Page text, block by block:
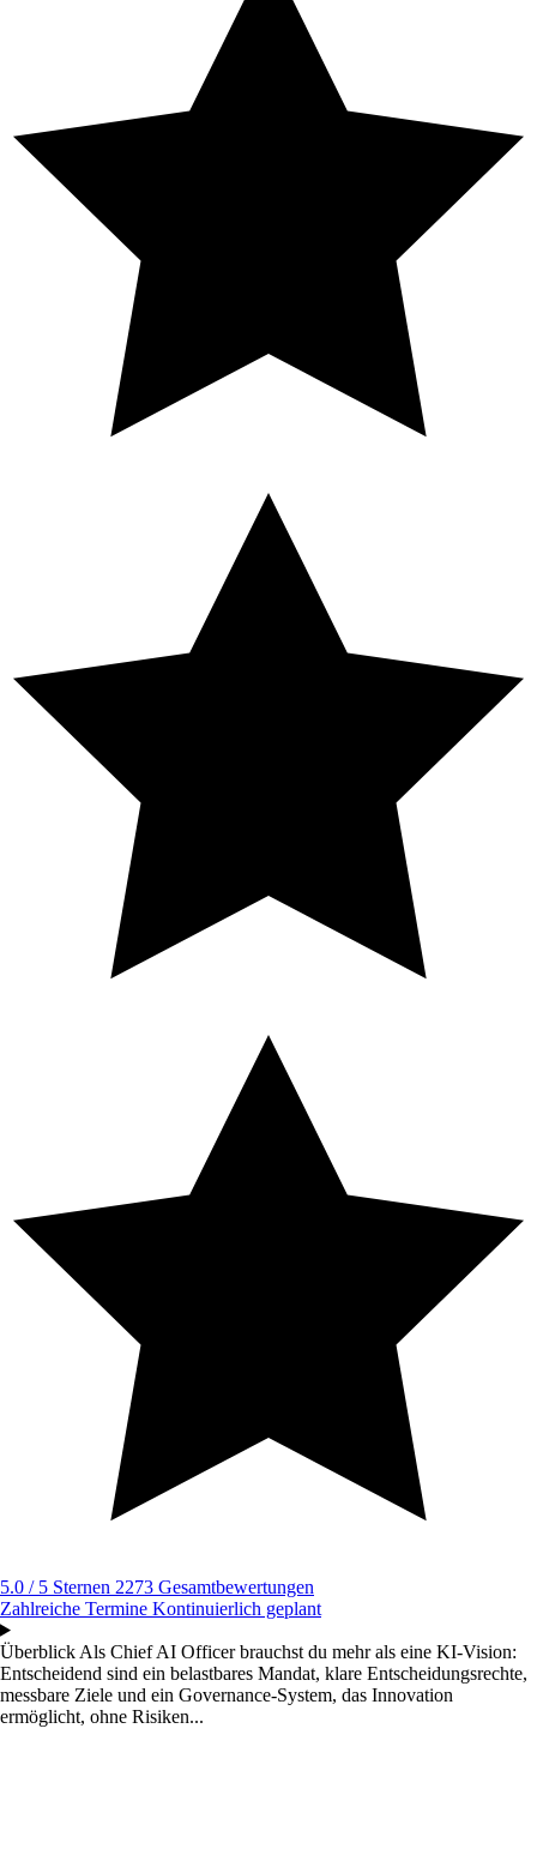
5.0 / 5 Sternen 2273 Gesamtbewertungen
Zahlreiche Termine Kontinuierlich geplant
Überblick Als Chief AI Officer brauchst du mehr als eine KI-Vision:
Entscheidend sind ein belastbares Mandat, klare Entscheidungsrechte,
messbare Ziele und ein Governance-System, das Innovation
ermöglicht, ohne Risiken...